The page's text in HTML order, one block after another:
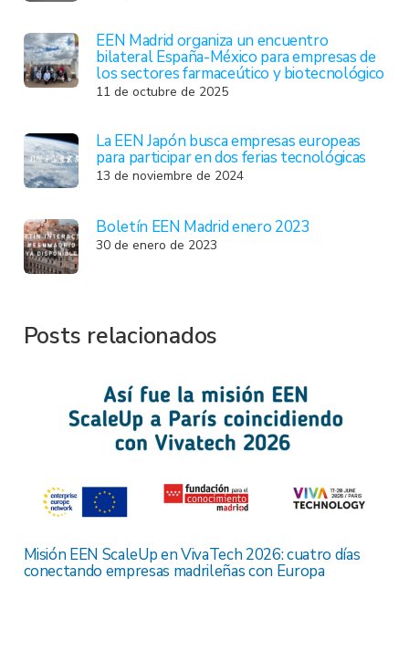
EEN Madrid organiza un encuentro
bilateral España-México para empresas de
los sectores farmaceútico y biotecnológico
11 de octubre de 2025
La EEN Japón busca empresas europeas
para participar en dos ferias tecnológicas
13 de noviembre de 2024
Boletín EEN Madrid enero 2023
30 de enero de 2023
Posts relacionados
Misión EEN ScaleUp en VivaTech 2026: cuatro días
conectando empresas madrileñas con Europa